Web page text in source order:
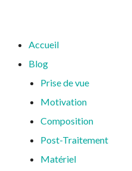
Accueil
Blog
Prise de vue
Motivation
Composition
Post-Traitement
Matériel